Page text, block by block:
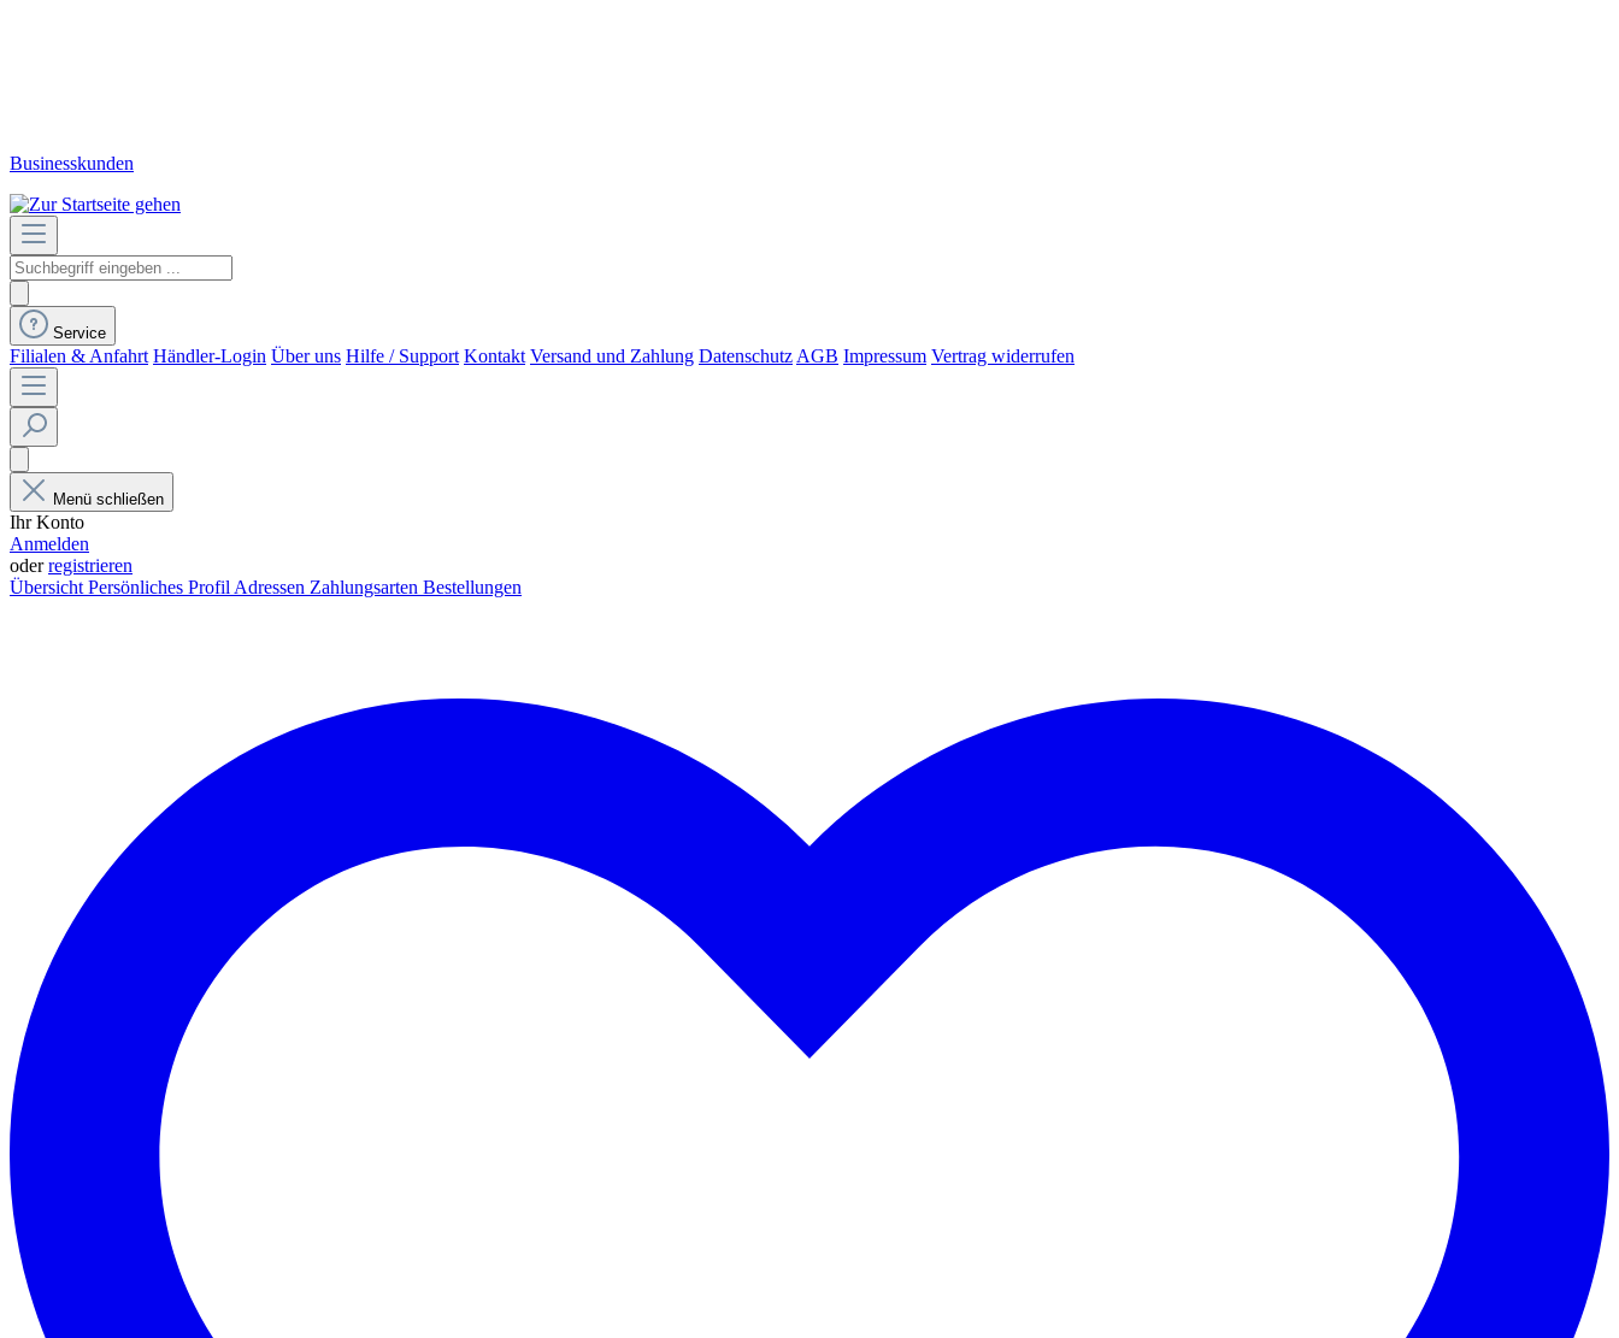
Businesskunden
Service
Filialen & Anfahrt Händler-Login Über uns Hilfe / Support Kontakt Versand und Zahlung DatenschutzAGB Impressum Vertrag widerrufen
Menü schließen
Ihr Konto
Anmelden
oderregistrieren
ÜbersichtPersönliches ProfilAdressen Zahlungsarten Bestellungen